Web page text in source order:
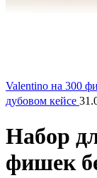
Valentino на 300
дубовом кейсе
Набор
фишек